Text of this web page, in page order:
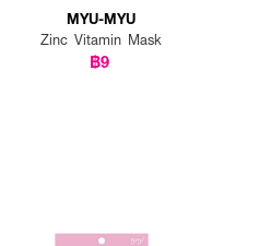
MYU-MYU
Zinc Vitamin Mask
฿9